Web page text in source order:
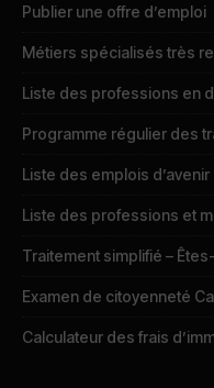
Publier une offre d’emploi
Métiers spécialisés très
Liste des professions en
Programme régulier des
Liste des emplois
Liste des professions et
Traitement simplifié –
Examen de citoyenneté
Calculateur des frais